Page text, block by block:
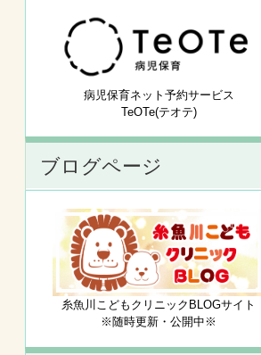
病児保育ネット予約サービス
TeOTe(テオテ)
ブログページ
糸魚川こどもクリニックBLOGサイト
※随時更新・公開中※